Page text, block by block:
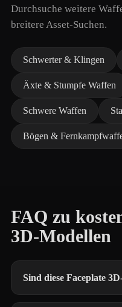
Durchsuche weitere
breitere Asset-Suchen.
Schwerter & Klingen
Äxte & Stumpfe Waffen
Schwere Waffen
Bögen &
FAQ zu
3D-Modellen
Sind diese Faceplate